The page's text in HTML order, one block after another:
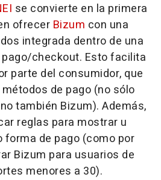
se convierte en la primera
ofrecer Bizum con una
integrada dentro de una
checkout. Esto facilita
parte del consumidor, que
de pago (no sólo
también Bizum). Además,
reglas para mostrar u
de pago (como por
Bizum para usuarios de
menores a 30).